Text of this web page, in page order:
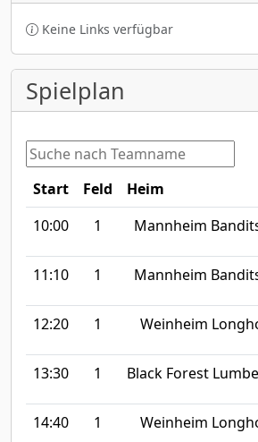
Keine Links verfügbar
Spielplan
Start Feld Heim
10:00
1 Mannheim
11:10 1 Mannheim
12:20 1 Weinheim
13:30 1 Black Forest
14:40 1 Weinheim